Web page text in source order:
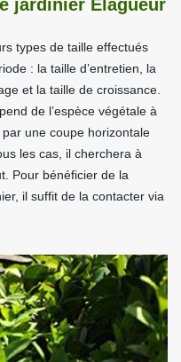
jardinier Elagueur
types de taille effectués
: la taille d’entretien, la
et la taille de croissance.
de l’espèce végétale à
une coupe horizontale
les cas, il cherchera à
Pour bénéficier de la
il suffit de la contacter via